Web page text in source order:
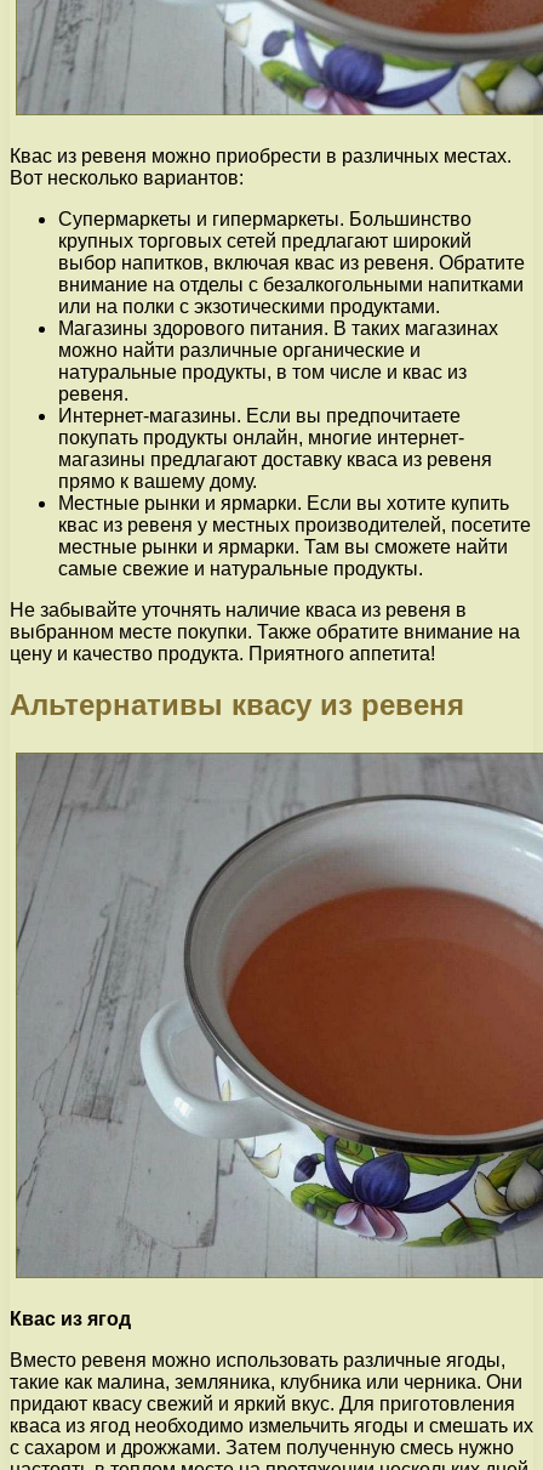
Квас из ревеня можно приобрести в различных местах.
Вот несколько вариантов:
Супермаркеты и гипермаркеты. Большинство
крупных торговых сетей предлагают широкий
выбор напитков, включая квас из ревеня. Обратите
внимание на отделы с безалкогольными напитками
или на полки с экзотическими продуктами.
Магазины здорового питания. В таких магазинах
можно найти различные органические и
натуральные продукты, в том числе и квас из
ревеня.
Интернет-магазины. Если вы предпочитаете
покупать продукты онлайн, многие интернет-
магазины предлагают доставку кваса из ревеня
прямо к вашему дому.
Местные рынки и ярмарки. Если вы хотите купить
квас из ревеня у местных производителей, посетите
местные рынки и ярмарки. Там вы сможете найти
самые свежие и натуральные продукты.
Не забывайте уточнять наличие кваса из ревеня в
выбранном месте покупки. Также обратите внимание на
цену и качество продукта. Приятного аппетита!
Альтернативы квасу из ревеня
Квас из ягод
Вместо ревеня можно использовать различные ягоды,
такие как малина, земляника, клубника или черника. Они
придают квасу свежий и яркий вкус. Для приготовления
кваса из ягод необходимо измельчить ягоды и смешать их
с сахаром и дрожжами. Затем полученную смесь нужно